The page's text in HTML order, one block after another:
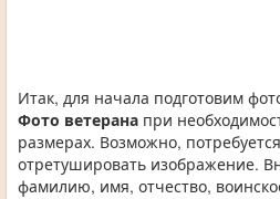
Итак, для начала подготовим
Фото ветерана при
размерах. Возможно,
отретушировать изображение.
фамилию, имя, отчество,